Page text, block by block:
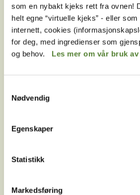
som en nybakt kjeks rett fra ovnen!
helt egne “virtuelle kjeks” - eller
internett, cookies
for deg, med ingredienser som
og behov. Les mer om vår bruk
Nødvendig
Egenskaper
Statistikk
Markedsføring
Instagram TikTok